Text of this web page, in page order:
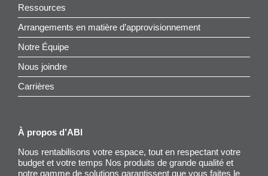
Ressources
Arrangements en matière d’approvisionnement
Notre Équipe
Nous joindre
Carrières
À propos d’ABI
Nous rentabilisons votre espace, tout en respectant votre
budget et votre temps Nos produits de grande qualité et
notre gamme de solutions garantissent que vous faites le